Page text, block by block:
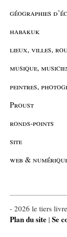
géographies
habakuk
lieux, villes,
musique,
peintres,
Proust
ronds-points
site
web &
- 2026 le tiers
Plan du site | Se